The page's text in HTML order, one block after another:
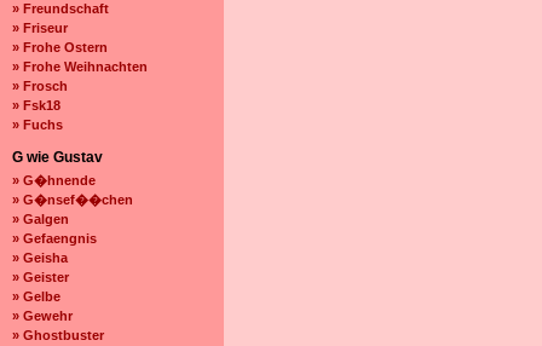
» Freundschaft
» Friseur
» Frohe Ostern
» Frohe Weihnachten
» Frosch
» Fsk18
» Fuchs
G wie Gustav
» G�hnende
» G�nsef��chen
» Galgen
» Gefaengnis
» Geisha
» Geister
» Gelbe
» Gewehr
» Ghostbuster